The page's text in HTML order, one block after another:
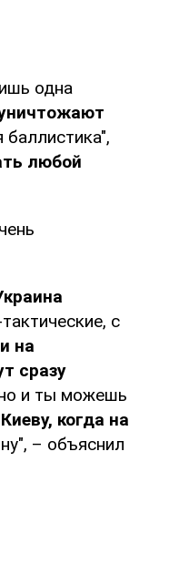
одна
баллистика",
любой
с
на
сразу
и ты можешь
когда на
– объяснил